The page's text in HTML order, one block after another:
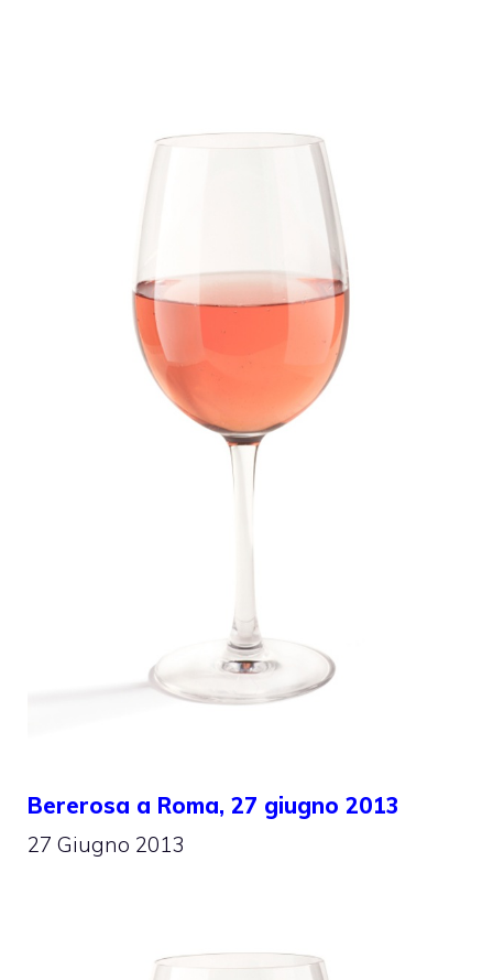
Bererosa a Roma, 27 giugno 2013
27 Giugno 2013